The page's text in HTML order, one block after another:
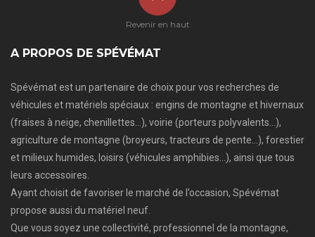
A PROPOS DE SPÉVÉMAT
Spévémat est un partenaire de choix pour vos recherches de
véhicules et matériels spéciaux : engins de montagne et hivernaux
(fraises à neige, chenillettes…), voirie (porteurs polyvalents…),
agriculture de montagne (broyeurs, tracteurs de pente…), forestier
et milieux humides, loisirs (véhicules amphibies…), ainsi que tous
leurs accessoires.
Ayant choisit de favoriser le marché de l’occasion, Spévémat
propose aussi du matériel neuf.
Que vous soyez une collectivité, professionnel de la montagne,
Revenir en haut